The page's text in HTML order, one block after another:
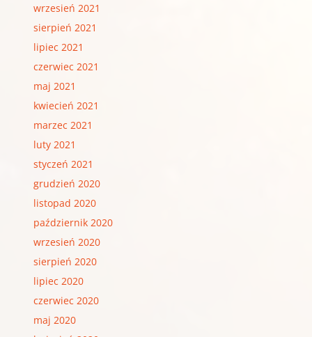
wrzesień 2021
sierpień 2021
lipiec 2021
czerwiec 2021
maj 2021
kwiecień 2021
marzec 2021
luty 2021
styczeń 2021
grudzień 2020
listopad 2020
październik 2020
wrzesień 2020
sierpień 2020
lipiec 2020
czerwiec 2020
maj 2020